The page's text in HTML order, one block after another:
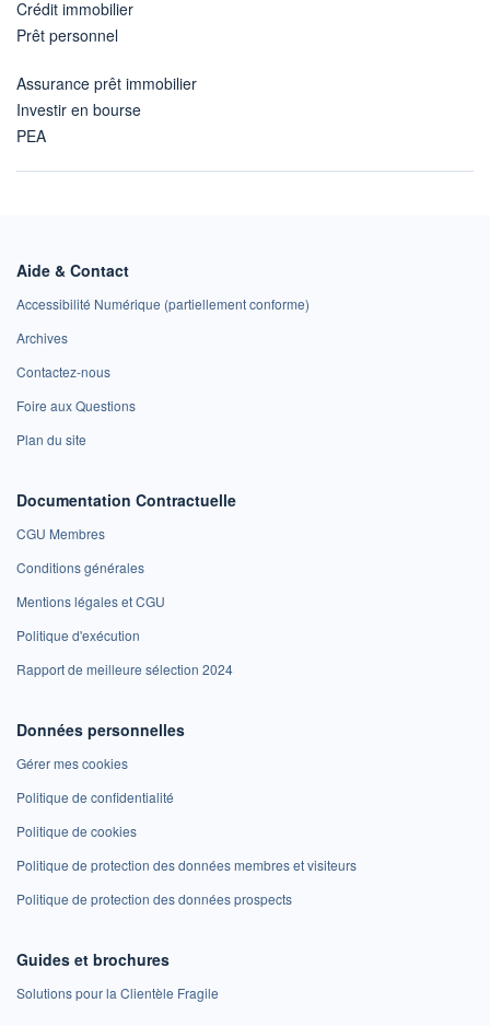
Crédit immobilier
Prêt personnel
Assurance prêt immobilier
Investir en bourse
PEA
Aide & Contact
Accessibilité Numérique (partiellement conforme)
Archives
Contactez-nous
Foire aux Questions
Plan du site
Documentation Contractuelle
CGU Membres
Conditions générales
Mentions légales et CGU
Politique d'exécution
Rapport de meilleure sélection 2024
Données personnelles
Gérer mes cookies
Politique de confidentialité
Politique de cookies
Politique de protection des données membres et visiteurs
Politique de protection des données prospects
Guides et brochures
Solutions pour la Clientèle Fragile